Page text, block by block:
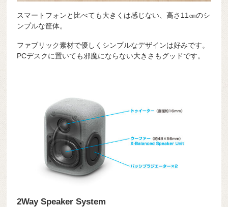
スマートフォンと比べても大きくは感じない、高さ11㎝のシ
ンプルな筐体。
ファブリック素材で優しくシンプルなデザインは好みです。
PCデスクに置いても邪魔にならない大きさもグッドです。
2Way Speaker System